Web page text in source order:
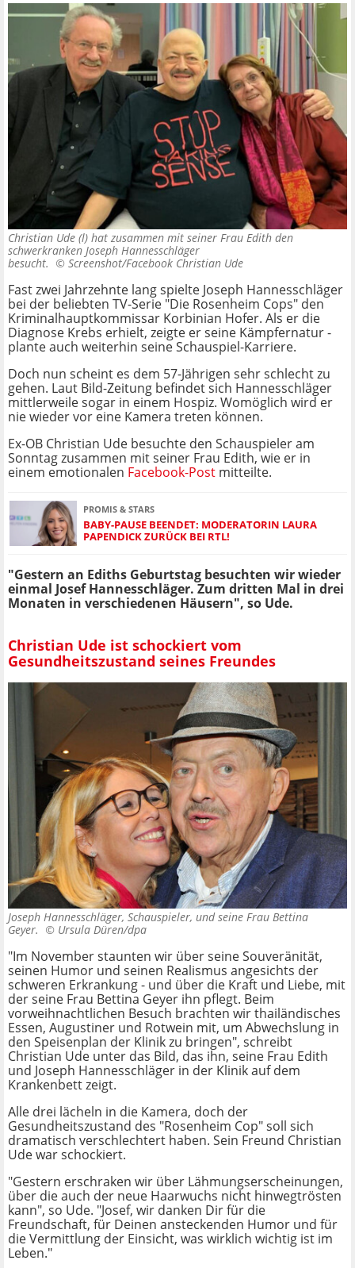
Christian Ude (l) hat zusammen mit seiner Frau Edith den
schwerkranken Joseph Hannesschläger
besucht. © Screenshot/Facebook Christian Ude
Fast zwei Jahrzehnte lang spielte Joseph Hannesschläger
bei der beliebten TV-Serie "Die Rosenheim Cops" den
Kriminalhauptkommissar Korbinian Hofer. Als er die
Diagnose Krebs erhielt, zeigte er seine Kämpfernatur -
plante auch weiterhin seine Schauspiel-Karriere.
Doch nun scheint es dem 57-Jährigen sehr schlecht zu
gehen. Laut Bild-Zeitung befindet sich Hannesschläger
mittlerweile sogar in einem Hospiz. Womöglich wird er
nie wieder vor eine Kamera treten können.
Ex-OB Christian Ude besuchte den Schauspieler am
Sonntag zusammen mit seiner Frau Edith, wie er in
einem emotionalen Facebook-Post mitteilte.
PROMIS & STARS
BABY-PAUSE BEENDET: MODERATORIN LAURA
PAPENDICK ZURÜCK BEI RTL!
"Gestern an Ediths Geburtstag besuchten wir wieder
einmal Josef Hannesschläger. Zum dritten Mal in drei
Monaten in verschiedenen Häusern", so Ude.
Christian Ude ist schockiert vom
Gesundheitszustand seines Freundes
Joseph Hannesschläger, Schauspieler, und seine Frau Bettina
Geyer. © Ursula Düren/dpa
"Im November staunten wir über seine Souveränität,
seinen Humor und seinen Realismus angesichts der
schweren Erkrankung - und über die Kraft und Liebe, mit
der seine Frau Bettina Geyer ihn pflegt. Beim
vorweihnachtlichen Besuch brachten wir thailändisches
Essen, Augustiner und Rotwein mit, um Abwechslung in
den Speisenplan der Klinik zu bringen", schreibt
Christian Ude unter das Bild, das ihn, seine Frau Edith
und Joseph Hannesschläger in der Klinik auf dem
Krankenbett zeigt.
Alle drei lächeln in die Kamera, doch der
Gesundheitszustand des "Rosenheim Cop" soll sich
dramatisch verschlechtert haben. Sein Freund Christian
Ude war schockiert.
"Gestern erschraken wir über Lähmungserscheinungen,
über die auch der neue Haarwuchs nicht hinwegtrösten
kann", so Ude. "Josef, wir danken Dir für die
Freundschaft, für Deinen ansteckenden Humor und für
die Vermittlung der Einsicht, was wirklich wichtig ist im
Leben."